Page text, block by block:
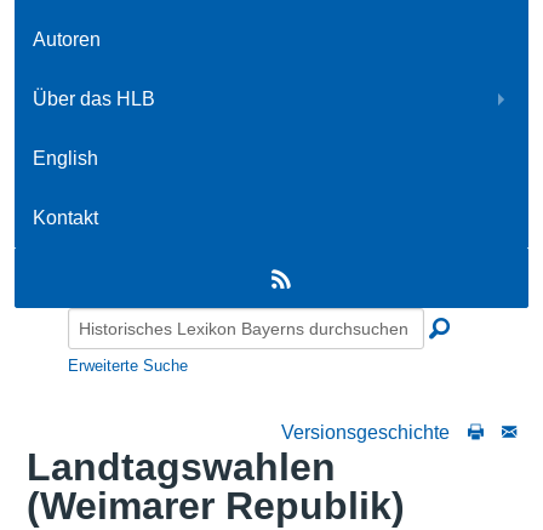
Autoren
Über das HLB
English
Kontakt
Erweiterte Suche
Versionsgeschichte
Landtagswahlen
(Weimarer Republik)